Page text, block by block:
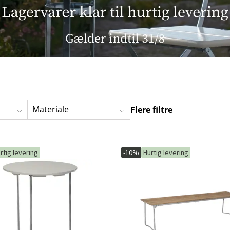
Hængestole
Produkter til vedligeholdelse
Småopbevaring
Materiale Flere filtre
levering -10% Hurtig levering